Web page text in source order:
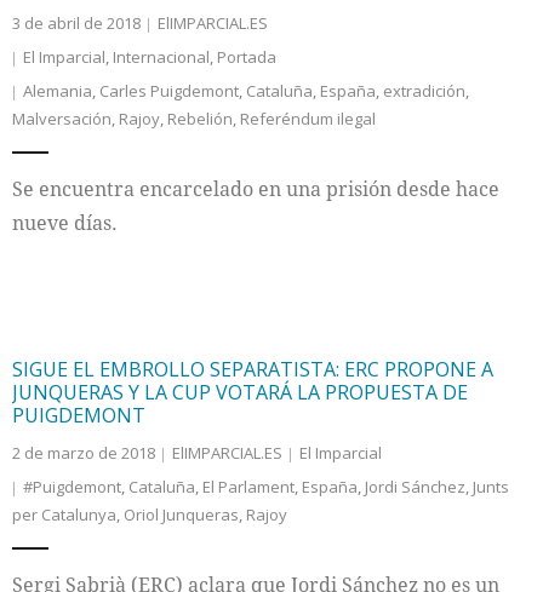
3 de abril de 2018
ElIMPARCIAL.ES
El Imparcial, Internacional, Portada
Alemania, Carles Puigdemont, Cataluña, España, extradición,
Malversación, Rajoy, Rebelión, Referéndum ilegal
Se encuentra encarcelado en una prisión desde hace
nueve días.
SIGUE EL EMBROLLO SEPARATISTA: ERC PROPONE A
JUNQUERAS Y LA CUP VOTARÁ LA PROPUESTA DE
PUIGDEMONT
2 de marzo de 2018 ElIMPARCIAL.ES
El Imparcial
#Puigdemont, Cataluña, El Parlament, España, Jordi Sánchez, Junts
per Catalunya, Oriol Junqueras, Rajoy
Sergi Sabrià (ERC) aclara que Jordi Sánchez no es un